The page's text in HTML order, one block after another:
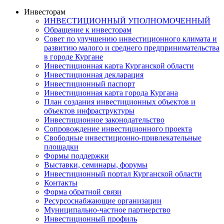
Инвесторам
ИНВЕСТИЦИОННЫЙ УПОЛНОМОЧЕННЫЙ
Обращение к инвесторам
Совет по улучшению инвестиционного климата и
развитию малого и среднего предпринимательства
в городе Кургане
Инвестиционная карта Курганской области
Инвестиционная декларация
Инвестиционный паспорт
Инвестиционная карта города Кургана
План создания инвестиционных объектов и
объектов инфраструктуры
Инвестиционное законодательство
Сопровождение инвестиционного проекта
Свободные инвестиционно-привлекательные
площадки
Формы поддержки
Выставки, семинары, форумы
Инвестиционный портал Курганской области
Контакты
Форма обратной связи
Ресурсоснабжающие организации
Муниципально-частное партнерство
Инвестиционный профиль